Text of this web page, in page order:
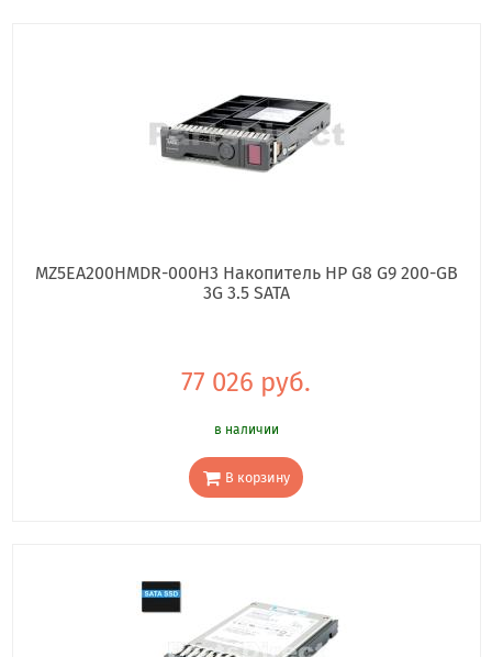
MZ5EA200HMDR-000H3 Накопитель HP G8 G9 200-GB
3G 3.5 SATA
77 026 руб.
в наличии
В корзину